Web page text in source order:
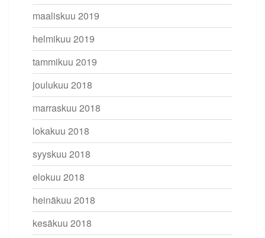
maaliskuu 2019
helmikuu 2019
tammikuu 2019
joulukuu 2018
marraskuu 2018
lokakuu 2018
syyskuu 2018
elokuu 2018
heinäkuu 2018
kesäkuu 2018